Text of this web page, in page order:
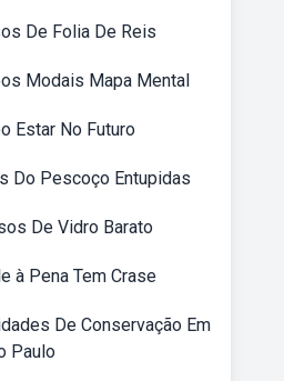
De Folia De Reis
Modais Mapa Mental
Estar No Futuro
Do Pescoço Entupidas
De Vidro Barato
à Pena Tem Crase
De Conservação Em
Paulo